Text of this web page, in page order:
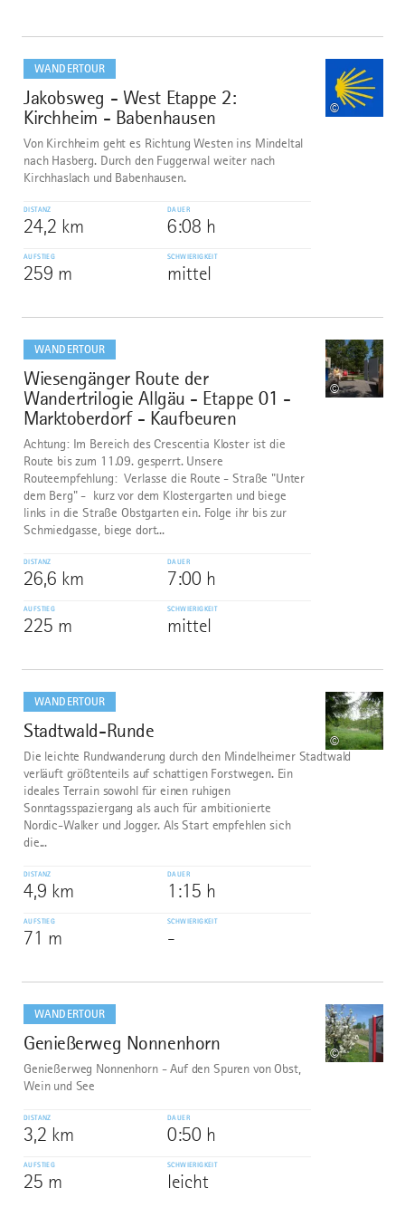
WANDERTOUR
7
Jakobsweg - West Etappe 2:
Kirchheim - Babenhausen
©
Von Kirchheim geht es Richtung Westen ins Mindeltal
nach Hasberg. Durch den Fuggerwal weiter nach
Kirchhaslach und Babenhausen.
DISTANZ
24,2 km
DAUER
6:08 h
AUFSTIEG
259 m
SCHWIERIGKEIT
mittel
dazu
WANDERTOUR
8
Wiesengänger Route der
Wandertrilogie Allgäu - Etappe 01 -
Marktoberdorf - Kaufbeuren
©
Achtung: Im Bereich des Crescentia Kloster ist die
Route bis zum 11.09. gesperrt. Unsere
Routeempfehlung: Verlasse die Route - Straße "Unter
dem Berg" - kurz vor dem Klostergarten und biege
links in die Straße Obstgarten ein. Folge ihr bis zur
Schmiedgasse, biege dort...
DISTANZ
26,6 km
DAUER
7:00 h
AUFSTIEG
225 m
SCHWIERIGKEIT
mittel
dazu
WANDERTOUR
9
Stadtwald-Runde
©
Die leichte Rundwanderung durch den Mindelheimer Stadtwald
verläuft größtenteils auf schattigen Forstwegen. Ein
ideales Terrain sowohl für einen ruhigen
Sonntagsspaziergang als auch für ambitionierte
Nordic-Walker und Jogger. Als Start empfehlen sich
die...
DISTANZ
4,9 km
DAUER
1:15 h
AUFSTIEG
71 m
SCHWIERIGKEIT
-
dazu
WANDERTOUR
10
Genießerweg Nonnenhorn
©
Genießerweg Nonnenhorn - Auf den Spuren von Obst,
Wein und See
DISTANZ
3,2 km
DAUER
0:50 h
AUFSTIEG
25 m
SCHWIERIGKEIT
leicht
dazu